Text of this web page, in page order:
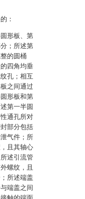
：
形板、第
；所述第
的圆桶
四角均垂
孔；相互
之间通过
形板和第
第一半圆
通孔所对
部分包括
气件；所
且其轴心
述引流管
螺纹，且
所述端盖
端盖之间